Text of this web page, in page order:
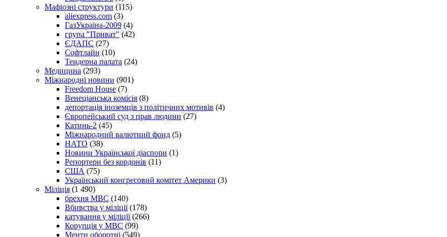
Мафіозні структури (115)
aliexpress.com (3)
ГазУкраїна-2009 (4)
група "Приват" (42)
ЄДАПС (27)
Софтлайн (10)
Тендерна палата (24)
Медицина (293)
Міжнародні новини (901)
Freedom House (7)
Венеціанська комісія (8)
депортація іноземців з політичних мотивів (4)
Європейський суд з прав людини (27)
Катинь-2 (45)
Міжнародний валютний фонд (5)
НАТО (38)
Новини Української діаспори (1)
Репортери без кордонів (11)
США (75)
Український конгресовий комітет Америки (3)
Міліція (1 490)
брехня МВС (140)
Вбивства у міліції(178)
катування у міліції(266)
Корупція у МВС (99)
Менти оборотні (549)